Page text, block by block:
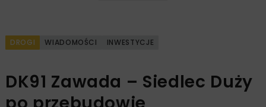
DROGI WIADOMOŚCI INWESTYCJE
DK91 Zawada – Siedlec Duży